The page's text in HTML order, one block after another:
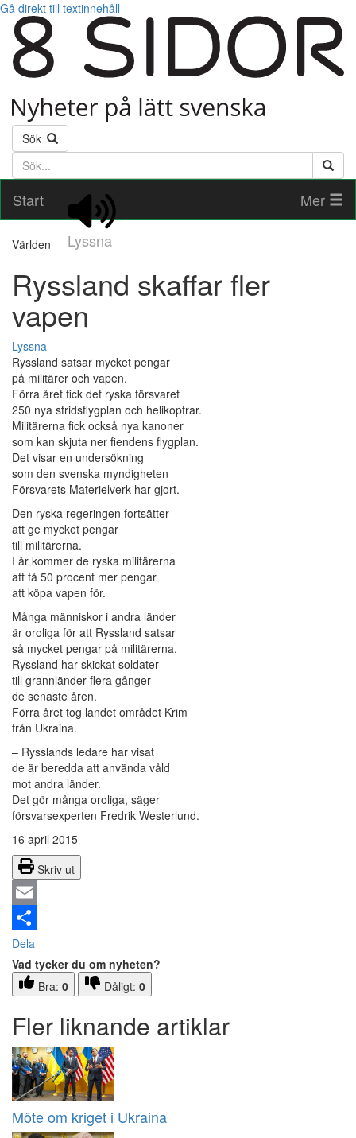
Gå direkt till textinnehåll
Sök
Söktext
Start
Lyssna
Mer
Världen
Ryssland skaffar fler
vapen
Lyssna
Ryssland satsar mycket pengar
på militärer och vapen.
Förra året fick det ryska försvaret
250 nya stridsflygplan och helikoptrar.
Militärerna fick också nya kanoner
som kan skjuta ner fiendens flygplan.
Det visar en undersökning
som den svenska myndigheten
Försvarets Materielverk har gjort.
Den ryska regeringen fortsätter
att ge mycket pengar
till militärerna.
I år kommer de ryska militärerna
att få 50 procent mer pengar
att köpa vapen för.
Många människor i andra länder
är oroliga för att Ryssland satsar
så mycket pengar på militärerna.
Ryssland har skickat soldater
till grannländer flera gånger
de senaste åren.
Förra året tog landet området Krim
från Ukraina.
– Rysslands ledare har visat
de är beredda att använda våld
mot andra länder.
Det gör många oroliga, säger
försvarsexperten Fredrik Westerlund.
16 april 2015
Skriv ut
Email
Dela
Vad tycker du om nyheten?
Bra: 0 Dåligt: 0
Fler liknande artiklar
Möte om kriget i Ukraina